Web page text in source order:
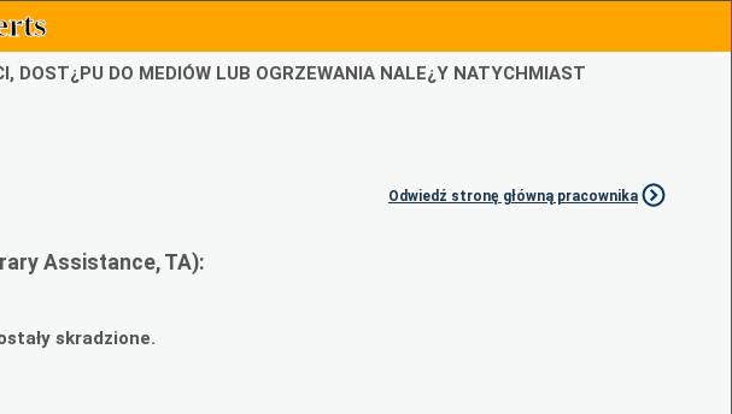
DOST¿PU DO MEDIÓW LUB OGRZEWANIA NALE¿Y NATYCHMIAST
Odwiedź stronę główną pracownika
Assistance, TA):
skradzione.